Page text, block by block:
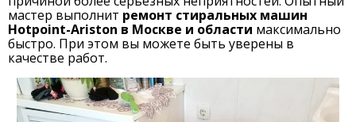
мастер выполнит ремонт стиральных машин
Hotpoint-Ariston в Москве и области максимально
быстро. При этом вы можете быть уверены в
качестве работ.